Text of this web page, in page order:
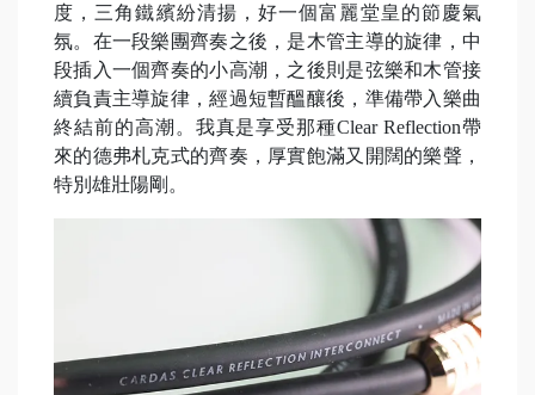
度，三角鐵繽紛清揚，好一個富麗堂皇的節慶氣
氛。在一段樂團齊奏之後，是木管主導的旋律，中
段插入一個齊奏的小高潮，之後則是弦樂和木管接
續負責主導旋律，經過短暫醞釀後，準備帶入樂曲
終結前的高潮。我真是享受那種Clear Reflection帶
來的德弗札克式的齊奏，厚實飽滿又開闊的樂聲，
特別雄壯陽剛。